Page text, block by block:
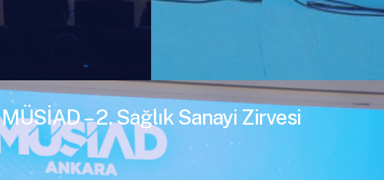
MÜSİAD – 2. Sağlık Sanayi Zirvesi